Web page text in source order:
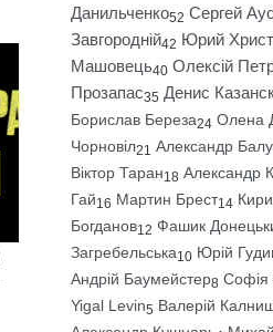
Данильченко52 Сергей
Завгородній42 Юрий
Машовець40 Олексій
Прозапас35 Денис
Борислав Береза24 Олена
Чорновіл21 Александр Балу
Віктор Таран18 Александр
Гай16 Мартин Брест14
Богданов12 Фашик
Загребельська10 Юрій
Андрій Баумейстер8 Софія
Yigal Levin5 Валерій